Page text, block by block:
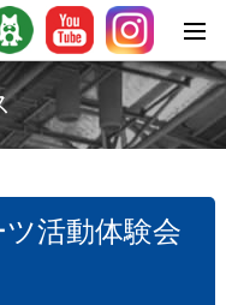
ツ活動体験会